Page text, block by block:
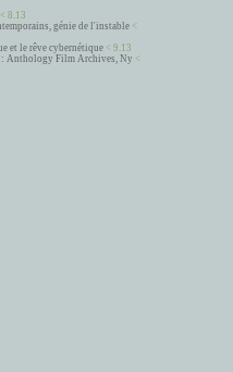
< 8.13
génie de l'instable <
et le rêve cybernétique < 9.13
Anthology Film Archives, Ny <